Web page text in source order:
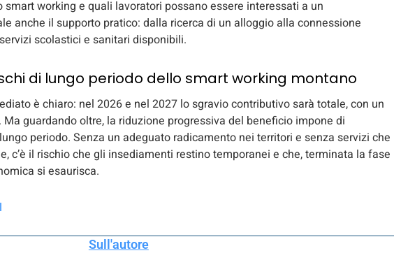
working e quali lavoratori possano essere interessati a un
anche il supporto pratico: dalla ricerca di un alloggio alla connessione
scolastici e sanitari disponibili.
di lungo periodo dello smart working montano
è chiaro: nel 2026 e nel 2027 lo sgravio contributivo sarà totale, con un
guardando oltre, la riduzione progressiva del beneficio impone di
periodo. Senza un adeguato radicamento nei territori e senza servizi che
c’è il rischio che gli insediamenti restino temporanei e che, terminata la fase
si esaurisca.
Sull'autore